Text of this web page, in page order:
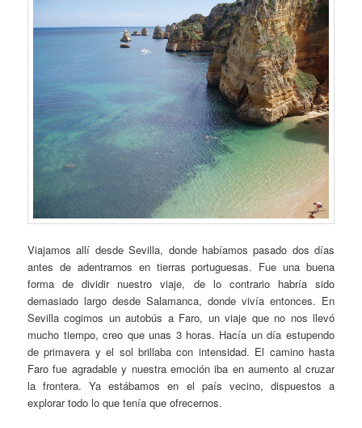
Viajamos allí desde Sevilla, donde habíamos pasado dos días
antes de adentrarnos en tierras portuguesas. Fue una buena
forma de dividir nuestro viaje, de lo contrario habría sido
demasiado largo desde Salamanca, donde vivía entonces. En
Sevilla cogimos un autobús a Faro, un viaje que no nos llevó
mucho tiempo, creo que unas 3 horas. Hacía un día estupendo
de primavera y el sol brillaba con intensidad. El camino hasta
Faro fue agradable y nuestra emoción iba en aumento al cruzar
la frontera. Ya estábamos en el país vecino, dispuestos a
explorar todo lo que tenía que ofrecernos.